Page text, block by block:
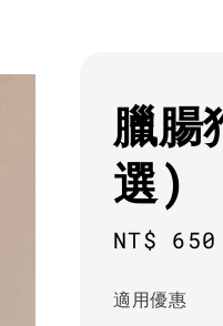
臘腸
選)
Regular
NT$ 650
適用優惠